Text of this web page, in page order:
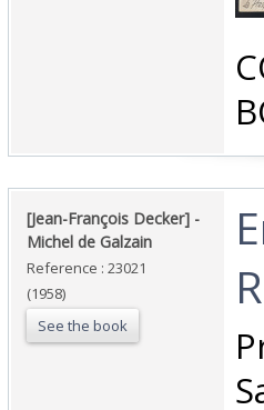
‎[Jean-François Decker] - ‎
‎Michel de Galzain‎
Reference : 23021
(1958)
See the book